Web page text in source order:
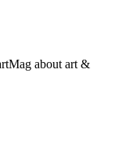
about art &